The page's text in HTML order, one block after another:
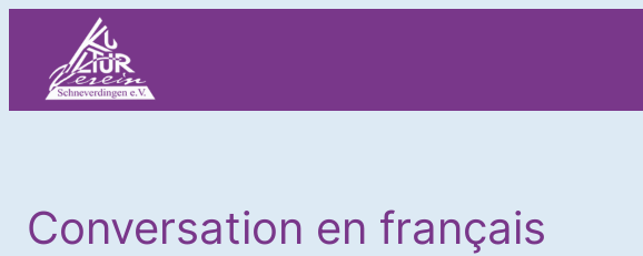
springen
Conversation en français